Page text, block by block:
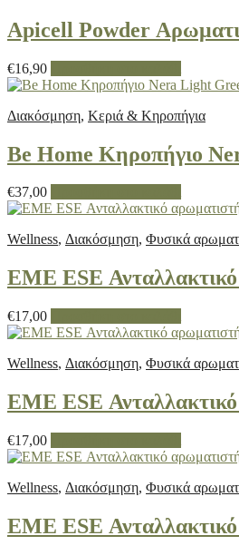
Apicell Powder
€16,90
Διακόσμηση, Κεριά & Κηροπήγια
Be Home Κηροπήγιο
€37,00
Wellness, Διακόσμηση, Φυσικά
EME ESE
€17,00
Wellness, Διακόσμηση, Φυσικά
EME ESE
€17,00
Wellness, Διακόσμηση, Φυσικά
EME ESE